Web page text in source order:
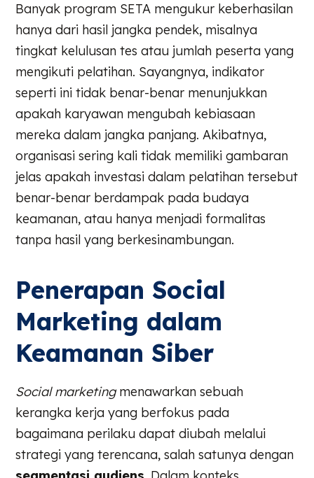
Banyak program SETA mengukur keberhasilan
hanya dari hasil jangka pendek, misalnya
tingkat kelulusan tes atau jumlah peserta yang
mengikuti pelatihan. Sayangnya, indikator
seperti ini tidak benar-benar menunjukkan
apakah karyawan mengubah kebiasaan
mereka dalam jangka panjang. Akibatnya,
organisasi sering kali tidak memiliki gambaran
jelas apakah investasi dalam pelatihan tersebut
benar-benar berdampak pada budaya
keamanan, atau hanya menjadi formalitas
tanpa hasil yang berkesinambungan.
Penerapan Social
Marketing dalam
Keamanan Siber
Social marketingmenawarkan sebuah
kerangka kerja yang berfokus pada
bagaimana perilaku dapat diubah melalui
strategi yang terencana, salah satunya dengan